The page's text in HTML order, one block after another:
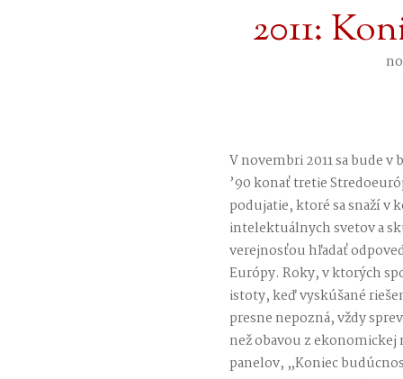
2011:
V novembri 2011 sa bude
’90 konať tretie
podujatie, ktoré sa snaží
intelektuálnych svetov a
verejnosťou hľadať
Európy. Roky, v ktorých
istoty, keď vyskúšané
presne nepozná, vždy
než obavou z
panelov, „Koniec